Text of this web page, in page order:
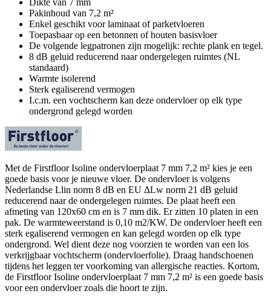
Dikte van 7 mm
Pakinhoud van 7,2 m²
Enkel geschikt voor laminaat of parketvloeren
Toepasbaar op een betonnen of houten basisvloer
De volgende legpatronen zijn mogelijk: rechte plank en tegel.
8 dB geluid reducerend naar ondergelegen ruimtes (NL
standaard)
Warmte isolerend
Sterk egaliserend vermogen
I.c.m. een vochtscherm kan deze ondervloer op elk type
ondergrond gelegd worden
Met de Firstfloor Isoline ondervloerplaat 7 mm 7,2 m² kies je een
goede basis voor je nieuwe vloer. De ondervloer is volgens
Nederlandse Llin norm 8 dB en EU ΔLw norm 21 dB geluid
reducerend naar de ondergelegen ruimtes. De plaat heeft een
afmeting van 120x60 cm en is 7 mm dik. Er zitten 10 platen in een
pak. De warmteweerstand is 0,10 m2/KW. De ondervloer heeft een
sterk egaliserend vermogen en kan gelegd worden op elk type
ondergrond. Wel dient deze nog voorzien te worden van een los
verkrijgbaar vochtscherm (ondervloerfolie). Draag handschoenen
tijdens het leggen ter voorkoming van allergische reacties. Kortom,
de Firstfloor Isoline ondervloerplaat 7 mm 7,2 m² is een goede basis
voor een ondervloer zoals die hoort te zijn.